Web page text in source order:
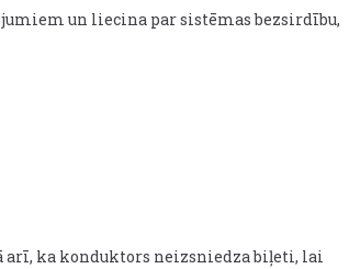
un liecina par sistēmas bezsirdību,
ka konduktors neizsniedza biļeti, lai